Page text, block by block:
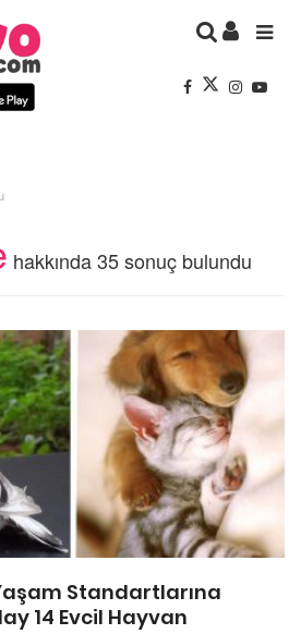
hakkında 35 sonuç bulundu
Standartlarına
14 Evcil Hayvan